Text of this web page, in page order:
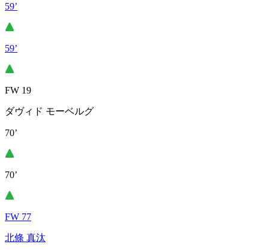
59’
59’
FW 19
ダヴィド モーベルグ
70’
70’
FW 77
北條 真汰